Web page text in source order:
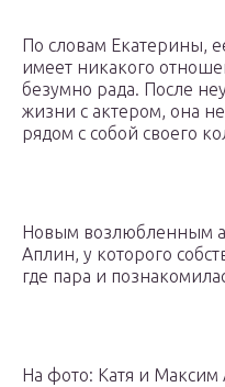
По словам Екатерины,
имеет никакого
безумно рада. После
жизни с актером, она
рядом с собой своего
Новым возлюбленным
Аплин, у которого
где пара и
На фото: Катя и Максим